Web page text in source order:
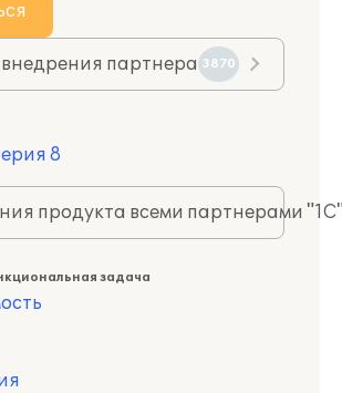
партнера 3870
8
продукта всеми партнерами
задача